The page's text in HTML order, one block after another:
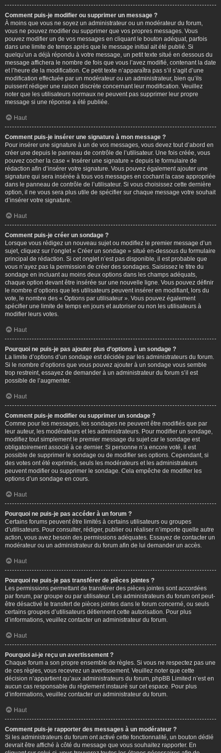
Comment puis-je modifier ou supprimer un message ?
À moins que vous ne soyez un administrateur ou un modérateur du forum,
vous ne pouvez modifier ou supprimer que vos propres messages. Vous
pouvez modifier un de vos messages en cliquant le bouton adéquat, parfois
dans une limite de temps après que le message initial ait été publié. Si
quelqu’un a déjà répondu à votre message, un petit texte situé en dessous du
message affichera le nombre de fois que vous l’avez modifié, contenant la date
et l’heure de la modification. Ce petit texte n’apparaîtra pas s’il s’agit d’une
modification effectuée par un modérateur ou un administrateur, bien qu’ils
puissent rédiger une raison discrète concernant leur modification. Veuillez
noter que les utilisateurs normaux ne peuvent pas supprimer leur propre
message si une réponse a été publiée.
Haut
Comment puis-je insérer une signature à mon message ?
Pour insérer une signature à un de vos messages, vous devez tout d’abord en
créer une depuis le panneau de contrôle de l’utilisateur. Une fois créée, vous
pouvez cocher la case « Insérer une signature » depuis le formulaire de
rédaction afin d’insérer votre signature. Vous pouvez également ajouter une
signature qui sera insérée à tous vos messages en cochant la case appropriée
dans le panneau de contrôle de l’utilisateur. Si vous choisissez cette dernière
option, il ne vous sera plus utile de spécifier sur chaque message votre souhait
d’insérer votre signature.
Haut
Comment puis-je créer un sondage ?
Lorsque vous rédigez un nouveau sujet ou modifiez le premier message d’un
sujet, cliquez sur l’onglet « Créer un sondage » situé en-dessous du formulaire
principal de rédaction. Si cet onglet n’est pas disponible, il est probable que
vous n’ayez pas la permission de créer des sondages. Saisissez le titre du
sondage en incluant au moins deux options dans les champs adéquats,
chaque option devant être insérée sur une nouvelle ligne. Vous pouvez définir
le nombre d’options que les utilisateurs peuvent insérer en modifiant, lors du
vote, le nombre des « Options par utilisateur ». Vous pouvez également
spécifier une limite de temps en jours et autoriser ou non les utilisateurs à
modifier leurs votes.
Haut
Pourquoi ne puis-je pas ajouter plus d’options à un sondage ?
La limite d’options d’un sondage est décidée par les administrateurs du forum.
Si le nombre d’options que vous pouvez ajouter à un sondage vous semble
trop restreint, essayez de demander à un administrateur du forum s’il est
possible de l’augmenter.
Haut
Comment puis-je modifier ou supprimer un sondage ?
Comme pour les messages, les sondages ne peuvent être modifiés que par
leur auteur, les modérateurs et les administrateurs. Pour modifier un sondage,
modifiez tout simplement le premier message du sujet car le sondage est
obligatoirement associé à ce dernier. Si personne n’a encore voté, il est
possible de supprimer le sondage ou de modifier ses options. Cependant, si
des votes ont été exprimés, seuls les modérateurs et les administrateurs
peuvent modifier ou supprimer le sondage. Cela empêche de modifier les
options d’un sondage en cours.
Haut
Pourquoi ne puis-je pas accéder à un forum ?
Certains forums peuvent être limités à certains utilisateurs ou groupes
d’utilisateurs. Pour consulter, rédiger, publier ou réaliser n’importe quelle autre
action, vous avez besoin des permissions adéquates. Essayez de contacter un
modérateur ou un administrateur du forum afin de lui demander un accès.
Haut
Pourquoi ne puis-je pas transférer de pièces jointes ?
Les permissions permettant de transférer des pièces jointes sont accordées
par forum, par groupe ou par utilisateur. Les administrateurs du forum ont peut-
être désactivé le transfert de pièces jointes dans le forum concerné, ou seuls
certains groupes d’utilisateurs détiennent cette autorisation. Pour plus
d’informations, veuillez contacter un administrateur du forum.
Haut
Pourquoi ai-je reçu un avertissement ?
Chaque forum a son propre ensemble de règles. Si vous ne respectez pas une
de ces règles, vous recevrez un avertissement. Veuillez noter que cette
décision n’appartient qu’aux administrateurs du forum, phpBB Limited n’est en
aucun cas responsable du règlement instauré sur cet espace. Pour plus
d’informations, veuillez contacter un administrateur du forum.
Haut
Comment puis-je rapporter des messages à un modérateur ?
Si les administrateurs du forum ont activé cette fonctionnalité, un bouton dédié
devrait être affiché à côté du message que vous souhaitez rapporter. En